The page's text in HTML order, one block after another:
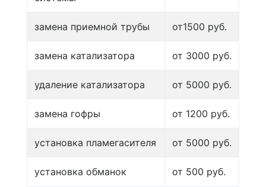
замена приемной трубы от1500 руб.
замена катализатора от 3000 руб.
удаление катализатора от 5000 руб.
замена гофры от 1200 руб.
установка пламегасителя от 5000 руб.
установка обманок от 500 руб.